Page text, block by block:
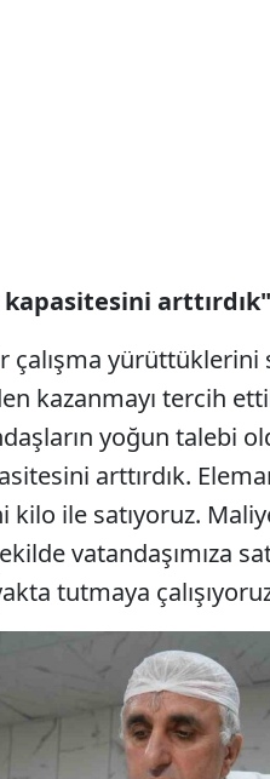
kapasitesini arttırdık"
çalışma yürüttüklerini
kazanmayı tercih
yoğun talebi
arttırdık.
kilo ile satıyoruz.
vatandaşımıza
tutmaya